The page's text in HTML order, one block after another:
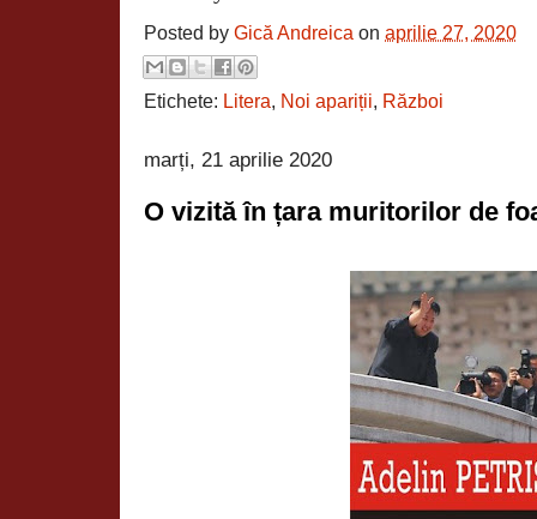
Posted by Gică Andreica on aprilie 27, 2020
Etichete: Litera, Noi apariții, Război
marți, 21 aprilie 2020
O vizită în țara muritorilor de